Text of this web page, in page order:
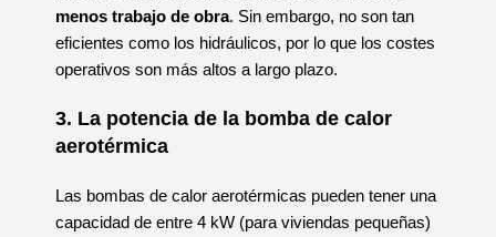
menos trabajo de obra. Sin embargo, no son tan
eficientes como los hidráulicos, por lo que los costes
operativos son más altos a largo plazo.
3. La potencia de la bomba de calor
aerotérmica
Las bombas de calor aerotérmicas pueden tener una
capacidad de entre 4 kW (para viviendas pequeñas)